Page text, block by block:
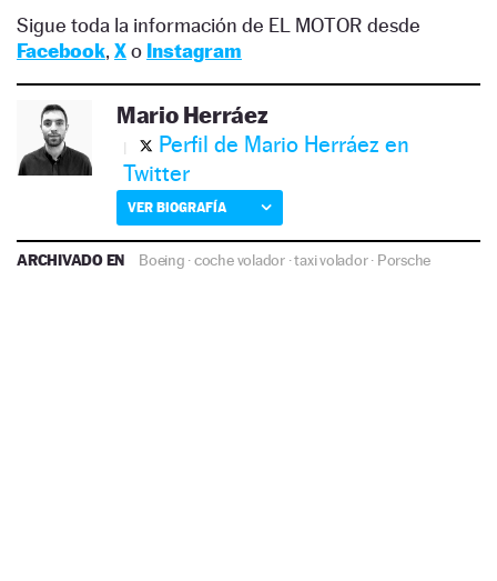
Sigue toda la información de EL MOTOR desde
Facebook, Xo Instagram
Mario Herráez
Perfil de Mario Herráez en
Twitter
VER BIOGRAFÍA
ARCHIVADO EN Boeing ·coche volador·taxi volador· Porsche